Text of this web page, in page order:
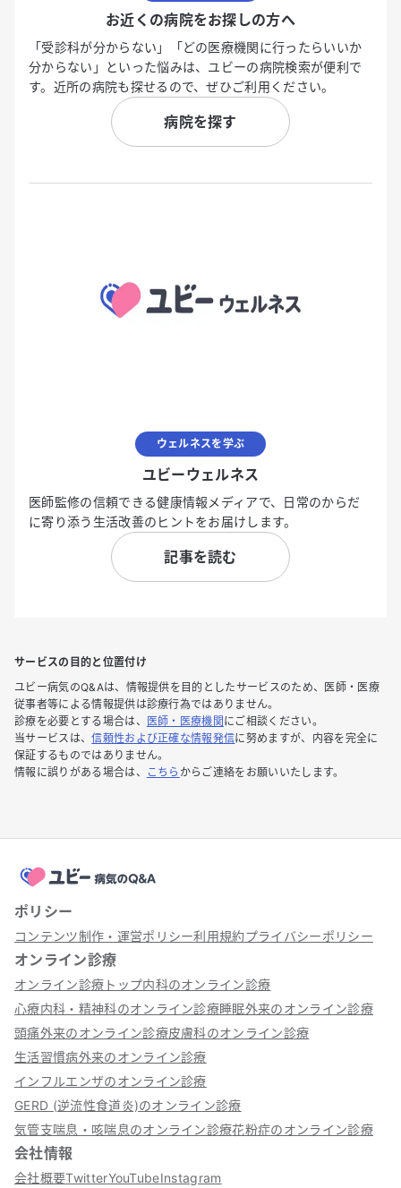
お近くの病院をお探しの方へ
「受診科が分からない」「どの医療機関に行ったらいいか
分からない」といった悩みは、ユビーの病院検索が便利で
す。近所の病院も探せるので、ぜひご利用ください。
病院を探す
ウェルネスを学ぶ
ユビーウェルネス
医師監修の信頼できる健康情報メディアで、日常のからだ
に寄り添う生活改善のヒントをお届けします。
記事を読む
サービスの目的と位置付け
ユビー病気のQ&Aは、情報提供を目的としたサービスのため、医師・医療
従事者等による情報提供は診療行為ではありません。
診療を必要とする場合は、
医師・医療機関 にご相談ください。
当サービスは、信頼性および正確な情報発信に努めますが、内容を完全に
保証するものではありません。
情報に誤りがある場合は、
こちら からご連絡をお願いいたします。
ポリシー
コンテンツ制作・運営ポリシー利用規約プライバシーポリシー
オンライン診療
オンライン診療トップ内科のオンライン診療
心療内科・精神科のオンライン診療睡眠外来のオンライン診療
頭痛外来のオンライン診療皮膚科のオンライン診療
生活習慣病外来のオンライン診療
インフルエンザのオンライン診療
GERD (逆流性食道炎)のオンライン診療
気管支喘息・咳喘息のオンライン診療花粉症のオンライン診療
会社情報
会社概要TwitterYouTubeInstagram